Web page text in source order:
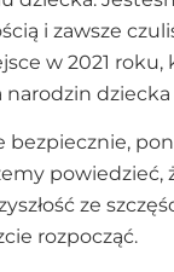
i zawsze
w 2021
narodzin
powiedzieć,
ze
rozpocząć.